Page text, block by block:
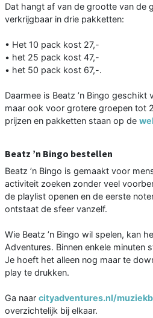
Dat hangt af van de grootte van de
verkrijgbaar in drie pakketten:
• Het 10 pack kost 27,-
• het 25 pack kost 47,-
• het 50 pack kost 67,-.
Daarmee is Beatz ’n Bingo
maar ook voor grotere groepen tot
prijzen en pakketten staan op de
Beatz ’n Bingo bestellen
Beatz ’n Bingo is gemaakt voor
activiteit zoeken zonder veel
de playlist openen en de eerste
ontstaat de sfeer vanzelf.
Wie Beatz ’n Bingo wil spelen, kan
Adventures. Binnen enkele minuten
Je hoeft het alleen nog maar te
play te drukken.
Ga naar cityadventures.nl/
overzichtelijk bij elkaar.